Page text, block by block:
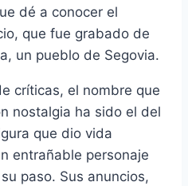
dé a conocer el
que fue grabado de
un pueblo de Segovia.
críticas, el nombre que
nostalgia ha sido el del
que dio vida
entrañable personaje
paso. Sus anuncios,